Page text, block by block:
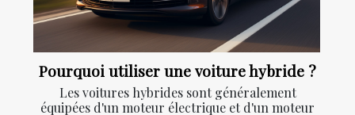
Pourquoi utiliser une voiture hybride ?
Les voitures hybrides sont généralement
équipées d'un moteur électrique et d'un moteur